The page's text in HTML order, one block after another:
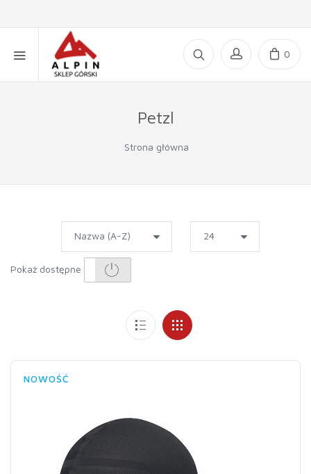
0
Petzl
Strona główna
Pokaż dostępne
NOWOŚĆ